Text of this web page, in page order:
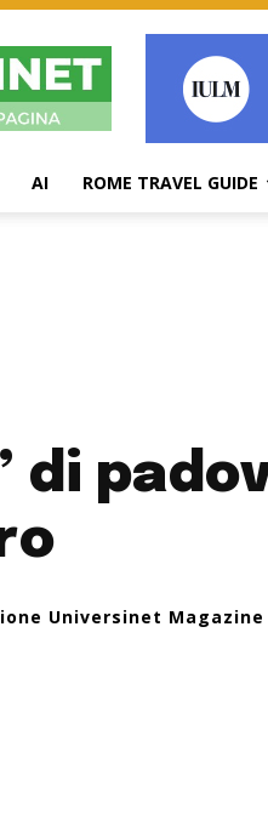
AI ROME TRAVEL GUIDE
di
Universinet Magazine